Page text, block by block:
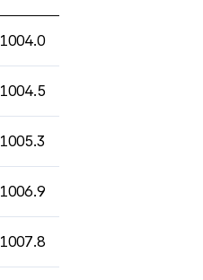
1004.0
1004.5
1005.3
1006.9
1007.8